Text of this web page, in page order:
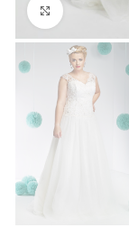
Click to